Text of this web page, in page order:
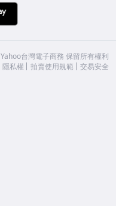
Yahoo台灣電子商務 保留所有權利
隱私權 拍賣使用規範 交易安全